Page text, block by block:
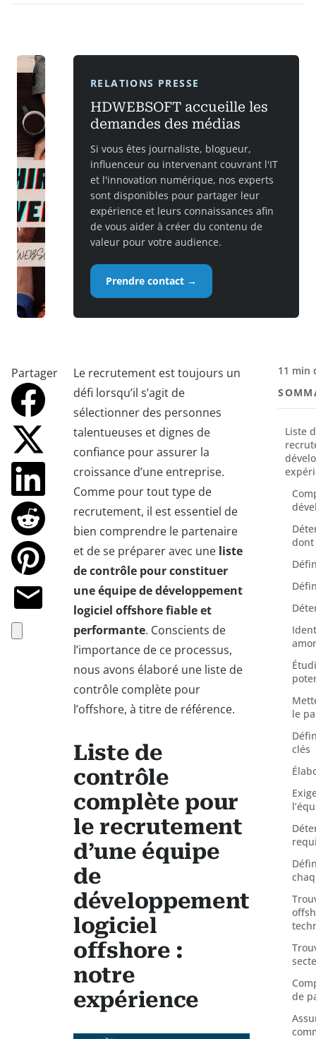
RELATIONS PRESSE
HDWEBSOFT accueille les
demandes des médias
Si vous êtes journaliste, blogueur,
influenceur ou intervenant couvrant l'IT
et l'innovation numérique, nos experts
sont disponibles pour partager leur
expérience et leurs connaissances afin
de vous aider à créer du contenu de
valeur pour votre audience.
Prendre contact →
Partager
Le recrutement est toujours un
défi lorsqu’il s’agit de
sélectionner des personnes
talentueuses et dignes de
confiance pour assurer la
croissance d’une entreprise.
Comme pour tout type de
recrutement, il est essentiel de
bien comprendre le partenaire
et de se préparer avec une liste
de contrôle pour constituer
une équipe de développement
logiciel offshore fiable et
performante. Conscients de
l’importance de ce processus,
nous avons élaboré une liste de
contrôle complète pour
l’offshore, à titre de référence.
Liste de
contrôle
complète pour
le recrutement
d’une équipe
de
développement
logiciel
offshore :
notre
expérience
11 min
Liste
dont
le
clés
de